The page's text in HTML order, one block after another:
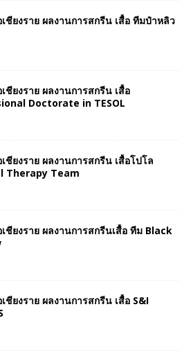
ชียงราย ผลงานการสกรีน เสื้อ ทีมป๋าหลิว
ชียงราย ผลงานการสกรีน เสื้อ
Doctorate in TESOL
ชียงราย ผลงานการสกรีน เสื้อโปโล
Therapy Team
เชียงราย ผลงานการสกรีนเสื้อ ทีม Black
ชียงราย ผลงานการสกรีน เสื้อ S&I